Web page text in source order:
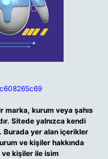
marka, kurum veya şahıs
Sitede yalnızca kendi
Burada yer alan içerikler
ve kişiler hakkında
ve kişiler ile isim